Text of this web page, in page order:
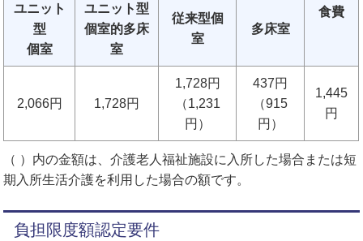
食費
ユニット
型
個室
ユニット型
個室的多床
室
従来型個
室
多床室
2,066円 1,728円
1,728円
（1,231
円）
437円
（915
円）
1,445
円
（ ）内の金額は、介護老人福祉施設に入所した場合または短
期入所生活介護を利用した場合の額です。
負担限度額認定要件